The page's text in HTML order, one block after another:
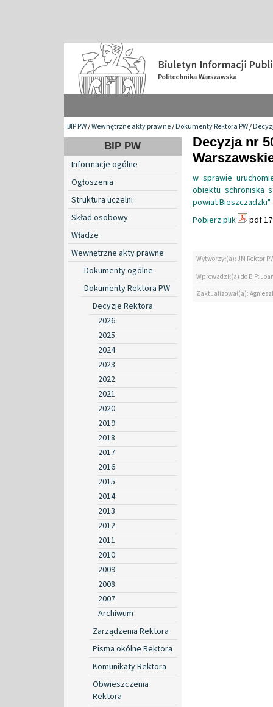
BIP PW/Wewnętrzne akty prawne/Dokumenty Rektora PW/
BIP PW
Informacje ogólne
Ogłoszenia
Struktura uczelni
Skład osobowy
Władze
Wewnętrzne akty prawne
Dokumenty ogólne
Dokumenty Rektora PW
Decyzje Rektora
2026
2025
2024
2023
2022
2021
2020
2019
2018
2017
2016
2015
2014
2013
2012
2011
2010
2009
2008
2007
Archiwum
Zarządzenia Rektora
Pisma okólne Rektora
Komunikaty Rektora
Obwieszczenia
Rektora
Decyzja nr
w sprawie
obiektu schroniska
powiat Bieszczadzki"
Pobierz plik
pdf
Wytworzył(a): JM Rektor
Wprowadził(a) do BIP:
Zaktualizował(a):